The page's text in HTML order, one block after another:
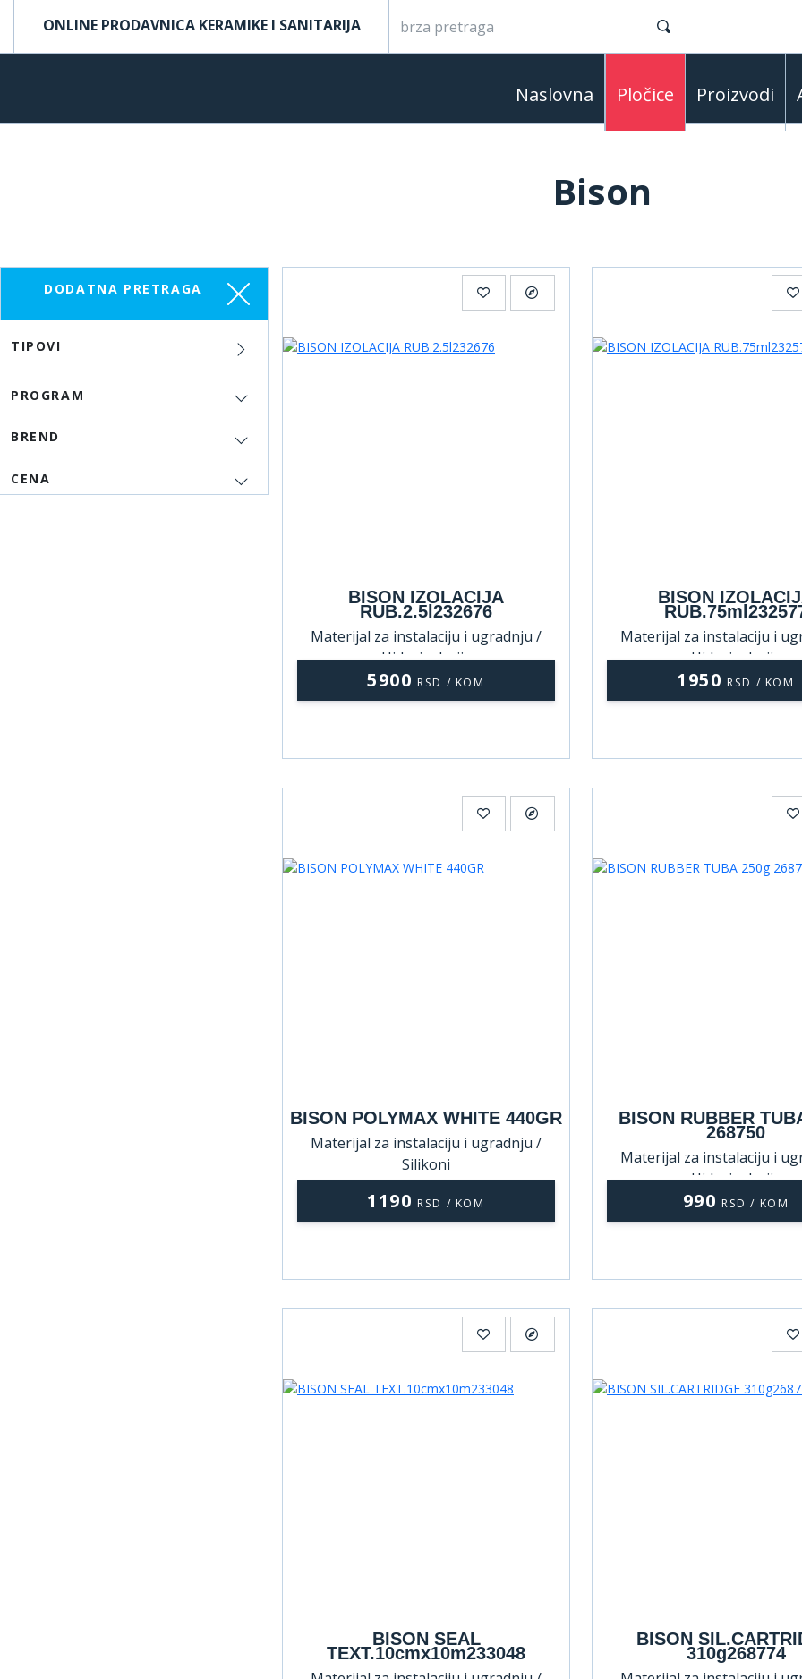
ONLINE PRODAVNICA KERAMIKE I SANITARIJA
Naslovna Pločice Proizvodi
Bison
DODATNA PRETRAGA
TIPOVI
PROGRAM
BREND
CENA
BISON IZOLACIJA
RUB.2.5l232676
Materijal za instalaciju i ugradnju /
Hidroizolacija
5900 RSD / KOM
BISON
Materijal za instalaciju i
Hidroizolacija
1950 RSD / KOM
BISON POLYMAX WHITE 440GR
Materijal za instalaciju i ugradnju /
Silikoni
1190 RSD / KOM
BISON RUBBER
268750
Materijal za instalaciju i
Hidroizolacija
990 RSD / KOM
BISON SEAL
TEXT.10cmx10m233048
BISON
310g268774